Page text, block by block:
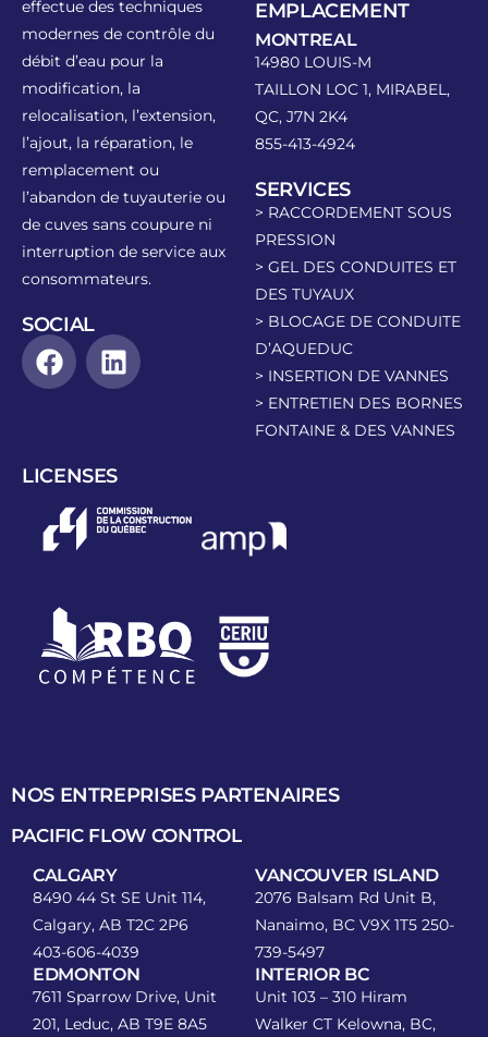
effectue des techniques
modernes de contrôle du
débit d’eau pour la
modification, la
relocalisation, l’extension,
l’ajout, la réparation, le
remplacement ou
l’abandon de tuyauterie ou
de cuves sans coupure ni
interruption de service aux
consommateurs.
SOCIAL
EMPLACEMENT
MONTREAL
14980 LOUIS-M
TAILLON LOC 1, MIRABEL,
QC, J7N 2K4
855-413-4924
SERVICES
> RACCORDEMENT SOUS
PRESSION
> GEL DES CONDUITES ET
DES TUYAUX
> BLOCAGE DE CONDUITE
D’AQUEDUC
> INSERTION DE VANNES
> ENTRETIEN DES BORNES
FONTAINE & DES VANNES
LICENSES
NOS ENTREPRISES PARTENAIRES
PACIFIC FLOW CONTROL
CALGARY
8490 44 St SE Unit 114,
Calgary, AB T2C 2P6
403-606-4039
EDMONTON
7611 Sparrow Drive, Unit
201, Leduc, AB T9E 8A5
VANCOUVER ISLAND
2076 Balsam Rd Unit B,
Nanaimo, BC V9X 1T5 250-
739-5497
INTERIOR BC
Unit 103 – 310 Hiram
Walker CT Kelowna, BC,